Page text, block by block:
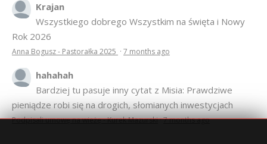
Krajan
Wszystkiego dobrego Wszystkim na święta i Nowy
Rok 2026
Anna Bogusz - Pastorałka 2025 · 7 months ago
hahahah
Bardziej tu pasuje inny cytat z Misia: Prawdziwe
pieniądze robi się na drogich, słomianych inwestycjach
Podpisali umowę na wieżę - Kurek Mazurski·7 months ago